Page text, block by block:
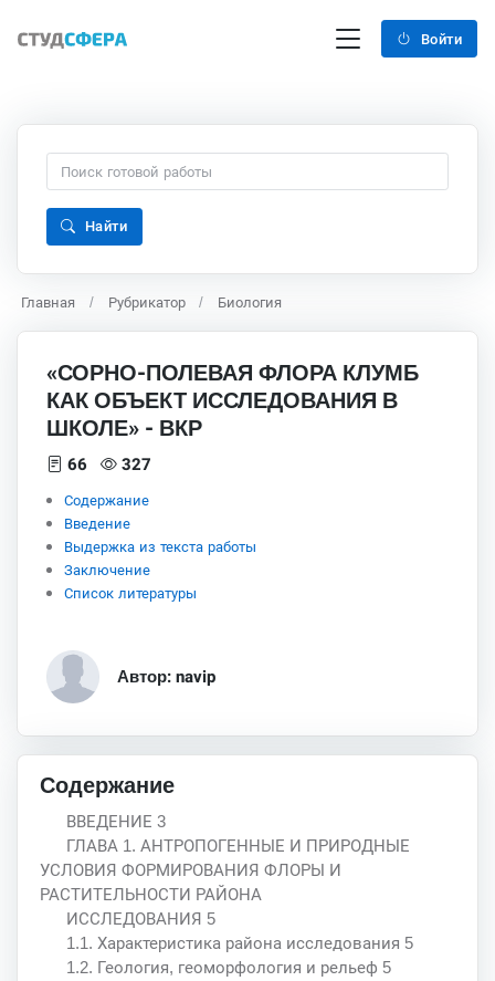
Войти
Найти
Главная Рубрикатор Биология
«СОРНО-ПОЛЕВАЯ ФЛОРА КЛУМБ
КАК ОБЪЕКТ ИССЛЕДОВАНИЯ В
ШКОЛЕ» - ВКР
66 327
Содержание
Введение
Выдержка из текста работы
Заключение
Список литературы
Автор: navip
Содержание
ВВЕДЕНИЕ 3
ГЛАВА 1. АНТРОПОГЕННЫЕ И ПРИРОДНЫЕ
УСЛОВИЯ ФОРМИРОВАНИЯ ФЛОРЫ И
РАСТИТЕЛЬНОСТИ РАЙОНА
ИССЛЕДОВАНИЯ 5
1.1. Характеристика района исследования 5
1.2. Геология, геоморфология и рельеф 5